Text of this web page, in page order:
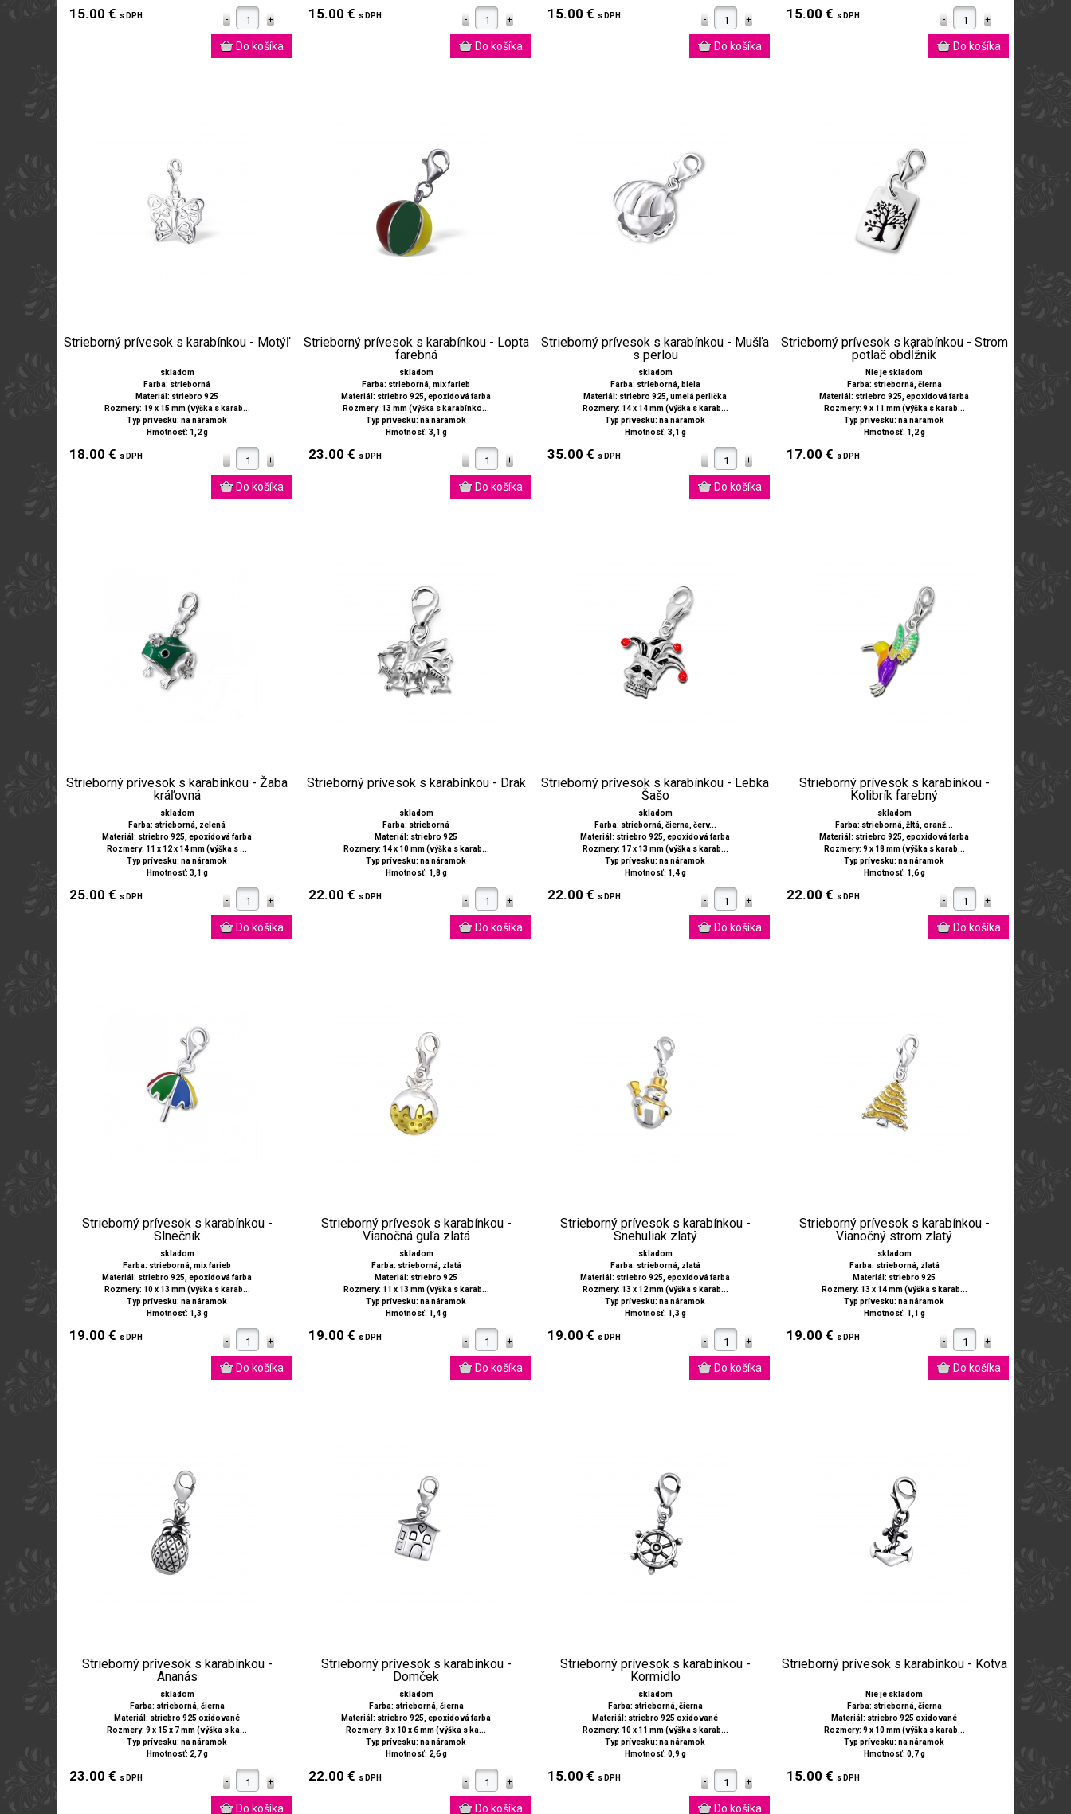
15.00 € s DPH 15.00 € s DPH 15.00 € s DPH 15.00 € s DPH
Strieborný prívesok s karabínkou - Motýľ
skladom
Farba: strieborná
Materiál: striebro 925
Rozmery: 19 x 15 mm (výška s karab...
Typ prívesku: na náramok
Hmotnosť: 1,2 g
18.00 € s DPH
Strieborný prívesok s karabínkou - Lopta
farebná
skladom
Farba: strieborná, mix farieb
Materiál: striebro 925, epoxidová farba
Rozmery: 13 mm (výška s karabínko...
Typ prívesku: na náramok
Hmotnosť: 3,1 g
23.00 € s DPH
Strieborný prívesok s karabínkou - Mušľa
s perlou
skladom
Farba: strieborná, biela
Materiál: striebro 925, umelá perlička
Rozmery: 14 x 14 mm (výška s karab...
Typ prívesku: na náramok
Hmotnosť: 3,1 g
35.00 € s DPH
Strieborný prívesok s karabínkou - Strom
potlač obdĺžnik
Nie je skladom
Farba: strieborná, čierna
Materiál: striebro 925, epoxidová farba
Rozmery: 9 x 11 mm (výška s karab...
Typ prívesku: na náramok
Hmotnosť: 1,2 g
17.00 € s DPH
Strieborný prívesok s karabínkou - Žaba
kráľovná
skladom
Farba: strieborná, zelená
Materiál: striebro 925, epoxidová farba
Rozmery: 11 x 12 x 14 mm (výška s ...
Typ prívesku: na náramok
Hmotnosť: 3,1 g
25.00 € s DPH
Strieborný prívesok s karabínkou - Drak
skladom
Farba: strieborná
Materiál: striebro 925
Rozmery: 14 x 10 mm (výška s karab...
Typ prívesku: na náramok
Hmotnosť: 1,8 g
22.00 € s DPH
Strieborný prívesok s karabínkou - Lebka
Šašo
skladom
Farba: strieborná, čierna, červ...
Materiál: striebro 925, epoxidová farba
Rozmery: 17 x 13 mm (výška s karab...
Typ prívesku: na náramok
Hmotnosť: 1,4 g
22.00 € s DPH
Strieborný prívesok s karabínkou -
Kolibrík farebný
skladom
Farba: strieborná, žltá, oranž...
Materiál: striebro 925, epoxidová farba
Rozmery: 9 x 18 mm (výška s karab...
Typ prívesku: na náramok
Hmotnosť: 1,6 g
22.00 € s DPH
Strieborný prívesok s karabínkou -
Slnečník
skladom
Farba: strieborná, mix farieb
Materiál: striebro 925, epoxidová farba
Rozmery: 10 x 13 mm (výška s karab...
Typ prívesku: na náramok
Hmotnosť: 1,3 g
19.00 € s DPH
Strieborný prívesok s karabínkou -
Vianočná guľa zlatá
skladom
Farba: strieborná, zlatá
Materiál: striebro 925
Rozmery: 11 x 13 mm (výška s karab...
Typ prívesku: na náramok
Hmotnosť: 1,4 g
19.00 € s DPH
Strieborný prívesok s karabínkou -
Snehuliak zlatý
skladom
Farba: strieborná, zlatá
Materiál: striebro 925, epoxidová farba
Rozmery: 13 x 12 mm (výška s karab...
Typ prívesku: na náramok
Hmotnosť: 1,3 g
19.00 € s DPH
Strieborný prívesok s karabínkou -
Vianočný strom zlatý
skladom
Farba: strieborná, zlatá
Materiál: striebro 925
Rozmery: 13 x 14 mm (výška s karab...
Typ prívesku: na náramok
Hmotnosť: 1,1 g
19.00 € s DPH
Strieborný prívesok s karabínkou -
Ananás
skladom
Farba: strieborná, čierna
Materiál: striebro 925 oxidované
Rozmery: 9 x 15 x 7 mm (výška s ka...
Typ prívesku: na náramok
Hmotnosť: 2,7 g
23.00 € s DPH
Strieborný prívesok s karabínkou -
Domček
skladom
Farba: strieborná, čierna
Materiál: striebro 925, epoxidová farba
Rozmery: 8 x 10 x 6 mm (výška s ka...
Typ prívesku: na náramok
Hmotnosť: 2,6 g
22.00 € s DPH
Strieborný prívesok s karabínkou -
Kormidlo
skladom
Farba: strieborná, čierna
Materiál: striebro 925 oxidované
Rozmery: 10 x 11 mm (výška s karab...
Typ prívesku: na náramok
Hmotnosť: 0,9 g
15.00 € s DPH
Strieborný prívesok s karabínkou - Kotva
Nie je skladom
Farba: strieborná, čierna
Materiál: striebro 925 oxidované
Rozmery: 9 x 10 mm (výška s karab...
Typ prívesku: na náramok
Hmotnosť: 0,7 g
15.00 € s DPH